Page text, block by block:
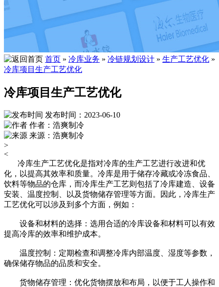
首页 » 冷库业务 » 冷链规划设计 » 生产工艺优化 »
冷库项目生产工艺优化
冷库项目生产工艺优化
发布时间：2023-06-10
作者：浩爽制冷
来源：浩爽制冷
>
<
冷库生产工艺优化是指对冷库的生产工艺进行改进和优
化，以提高其效率和质量。冷库是用于储存冷藏或冷冻食品、
饮料等物品的仓库，而冷库生产工艺则包括了冷库建造、设备
安装、温度控制、以及货物储存管理等方面。因此，冷库生产
工艺优化可以涉及到多个方面，例如：
设备和材料的选择：选用合适的冷库设备和材料可以有效
提高冷库的效率和维护成本。
温度控制：定期检查和调整冷库内部温度、湿度等参数，
确保储存物品的品质和安全。
货物储存管理：优化货物摆放和布局，以便于工人操作和